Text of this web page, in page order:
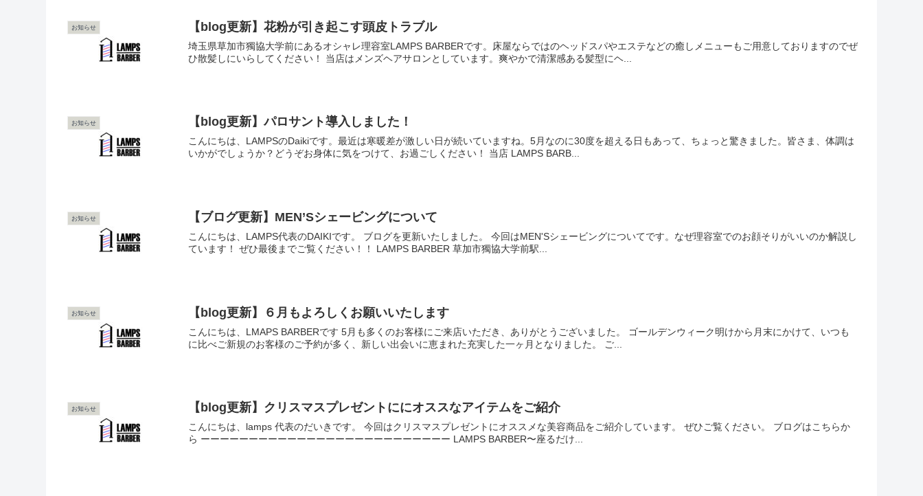
お知らせ 【blog更新】花粉が引き起こす頭皮トラブル
埼玉県草加市獨協大学前にあるオシャレ理容室LAMPS BARBERです。床屋ならではのヘッドスパやエステなどの癒しメニューもご用意しておりますのでぜ
ひ散髪しにいらしてください！ 当店はメンズヘアサロンとしています。爽やかで清潔感ある髪型にヘ...
お知らせ 【blog更新】パロサント導入しました！
こんにちは、LAMPSのDaikiです。最近は寒暖差が激しい日が続いていますね。5月なのに30度を超える日もあって、ちょっと驚きました。皆さま、体調は
いかがでしょうか？どうぞお身体に気をつけて、お過ごしください！ 当店 LAMPS BARB...
お知らせ 【ブログ更新】MEN’Sシェービングについて
こんにちは、LAMPS代表のDAIKIです。 ブログを更新いたしました。 今回はMEN'Sシェービングについてです。なぜ理容室でのお顔そりがいいのか解説し
ています！ ぜひ最後までご覧ください！！ LAMPS BARBER 草加市獨協大学前駅...
お知らせ 【blog更新】６月もよろしくお願いいたします
こんにちは、LMAPS BARBERです 5月も多くのお客様にご来店いただき、ありがとうございました。 ゴールデンウィーク明けから月末にかけて、いつも
に比べご新規のお客様のご予約が多く、新しい出会いに恵まれた充実した一ヶ月となりました。 ご...
お知らせ 【blog更新】クリスマスプレゼントににオススなアイテムをご紹介
こんにちは、lamps 代表のだいきです。 今回はクリスマスプレゼントにオススメな美容商品をご紹介しています。 ぜひご覧ください。 ブログはこちらか
ら ーーーーーーーーーーーーーーーーーーーーーーーーーー LAMPS BARBER〜座るだけ...